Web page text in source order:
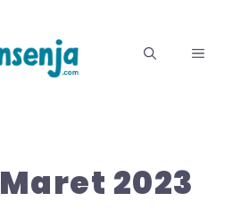
MENU
Maret 2023